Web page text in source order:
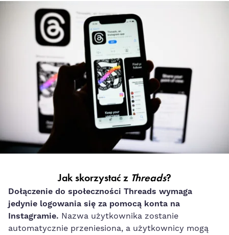
Jak skorzystać z Threads?
Dołączenie do społeczności Threads wymaga
jedynie logowania się za pomocą konta na
Instagramie. Nazwa użytkownika zostanie
automatycznie przeniesiona, a użytkownicy mogą